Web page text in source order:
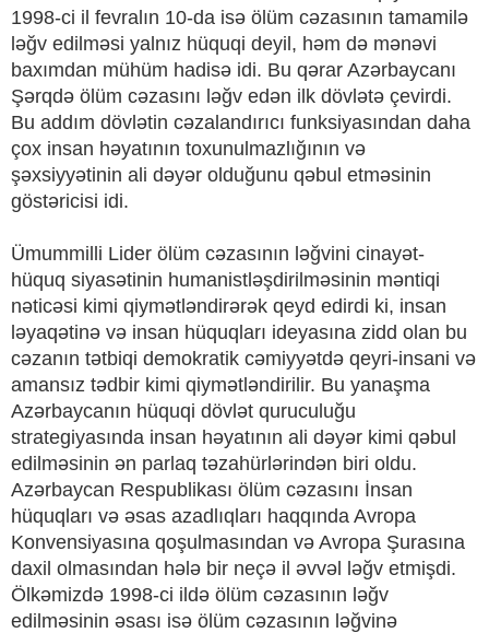
1998-ci il fevralın 10-da isə ölüm cəzasının tamamilə
ləğv edilməsi yalnız hüquqi deyil, həm də mənəvi
baxımdan mühüm hadisə idi. Bu qərar Azərbaycanı
Şərqdə ölüm cəzasını ləğv edən ilk dövlətə çevirdi.
Bu addım dövlətin cəzalandırıcı funksiyasından daha
çox insan həyatının toxunulmazlığının və
şəxsiyyətinin ali dəyər olduğunu qəbul etməsinin
göstəricisi idi.
Ümummilli Lider ölüm cəzasının ləğvini cinayət-
hüquq siyasətinin humanistləşdirilməsinin məntiqi
nəticəsi kimi qiymətləndirərək qeyd edirdi ki, insan
ləyaqətinə və insan hüquqları ideyasına zidd olan bu
cəzanın tətbiqi demokratik cəmiyyətdə qeyri-insani və
amansız tədbir kimi qiymətləndirilir. Bu yanaşma
Azərbaycanın hüquqi dövlət quruculuğu
strategiyasında insan həyatının ali dəyər kimi qəbul
edilməsinin ən parlaq təzahürlərindən biri oldu.
Azərbaycan Respublikası ölüm cəzasını İnsan
hüquqları və əsas azadlıqları haqqında Avropa
Konvensiyasına qoşulmasından və Avropa Şurasına
daxil olmasından hələ bir neçə il əvvəl ləğv etmişdi.
Ölkəmizdə 1998-ci ildə ölüm cəzasının ləğv
edilməsinin əsası isə ölüm cəzasının ləğvinə